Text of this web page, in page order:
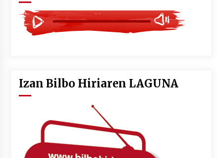
Izan Bilbo Hiriaren LAGUNA